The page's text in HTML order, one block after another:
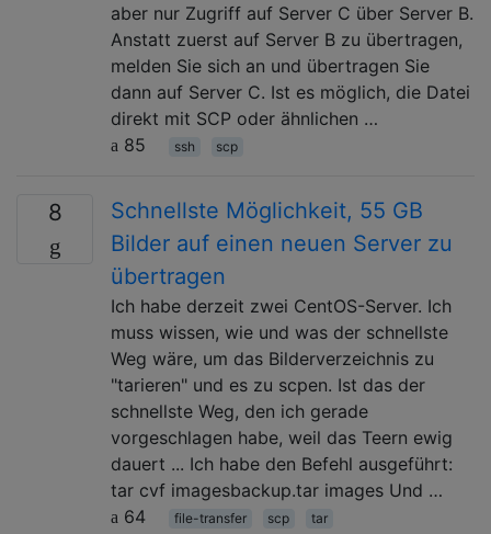
aber nur Zugriff auf Server C über Server B.
Anstatt zuerst auf Server B zu übertragen,
melden Sie sich an und übertragen Sie
dann auf Server C. Ist es möglich, die Datei
direkt mit SCP oder ähnlichen …
85
ssh scp
8
Schnellste Möglichkeit, 55 GB
Bilder auf einen neuen Server zu
übertragen
Ich habe derzeit zwei CentOS-Server. Ich
muss wissen, wie und was der schnellste
Weg wäre, um das Bilderverzeichnis zu
"tarieren" und es zu scpen. Ist das der
schnellste Weg, den ich gerade
vorgeschlagen habe, weil das Teern ewig
dauert ... Ich habe den Befehl ausgeführt:
tar cvf imagesbackup.tar images Und …
64
file-transfer scp tar